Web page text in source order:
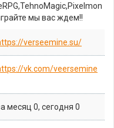
мы вас ждем!!
verseemine.su/
vk.com/veersemine
месяц 0, сегодня 0